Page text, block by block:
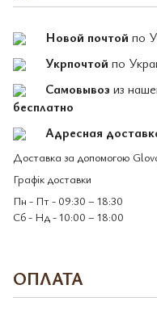
Новой почтой по
Укрпочтой по
Самовывоз из
бесплатно
Адресная
Доставка за допомогою
Графік доставки
Пн - Пт - 09:30 – 18:30
Сб - Нд - 10:00 – 18:00
ОПЛАТА